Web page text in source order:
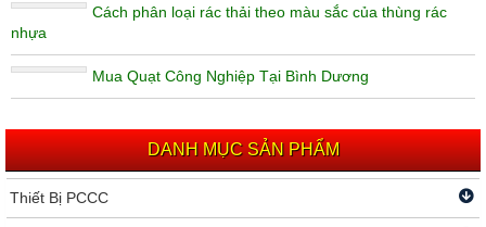
Cách phân loại rác thải theo màu sắc của thùng rác
nhựa
Mua Quạt Công Nghiệp Tại Bình Dương
DANH MỤC SẢN PHẨM
Thiết Bị PCCC